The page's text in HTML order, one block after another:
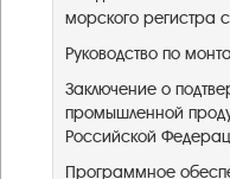
морского регистра
Руководство по
Заключение о
промышленной
Российской
Программное